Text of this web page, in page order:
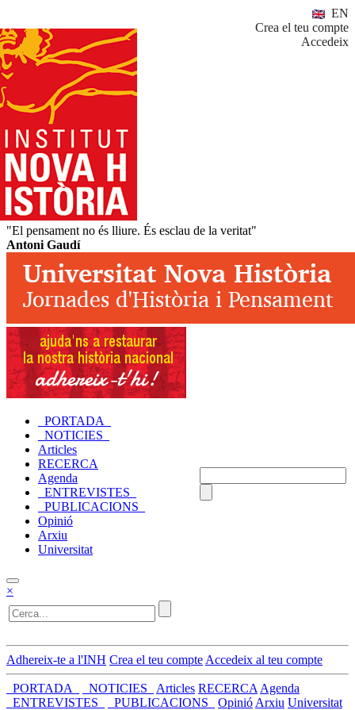
EN
Crea el teu compte
Accedeix
"El pensament no és lliure. És esclau de la veritat"
Antoni Gaudí
_PORTADA_
_NOTICIES_
Articles
RECERCA
Agenda
_ENTREVISTES_
_PUBLICACIONS_
Opinió
Arxiu
Universitat
×
Adhereix-te a l'INH Crea el teu compte Accedeix al teu compte
_PORTADA_ _NOTICIES_ Articles RECERCA Agenda
_ENTREVISTES_
_PUBLICACIONS_ Opinió Arxiu Universitat